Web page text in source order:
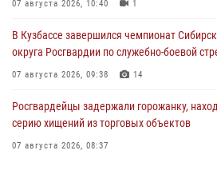
07 августа 2026, 10:40 1
В Кузбассе завершился чемпионат
округа Росгвардии по служебно-боевой
07 августа 2026, 09:38 14
Росгвардейцы задержали горожанку,
серию хищений из торговых объектов
07 августа 2026, 08:37